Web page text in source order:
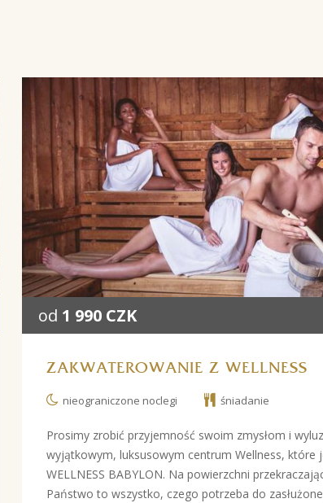
od 1 990 CZK
ZAKWATEROWANIE Z WELLNESS
nieograniczone noclegi śniadanie
Prosimy zrobić przyjemność swoim zmysłom i
wyjątkowym, luksusowym centrum Wellness, które
WELLNESS BABYLON. Na powierzchni
Państwo to wszystko, czego potrzeba do